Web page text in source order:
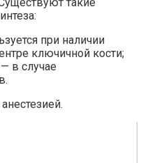
при наличии
ключичной кости;
в случае